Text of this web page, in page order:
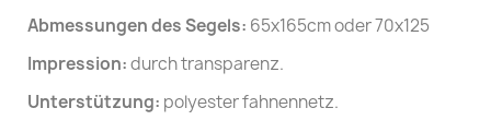
Abmessungen des Segels: 65x165cm oder 70x125
Impression:durch transparenz.
Unterstützung: polyester fahnennetz.